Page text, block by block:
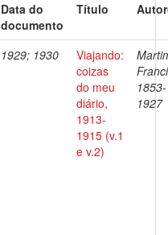
Data do
documento
Título
1929; 1930
Viajando:
coizas
do meu
diário,
1913-
1915 (v.1
e v.2)
1853-
1927